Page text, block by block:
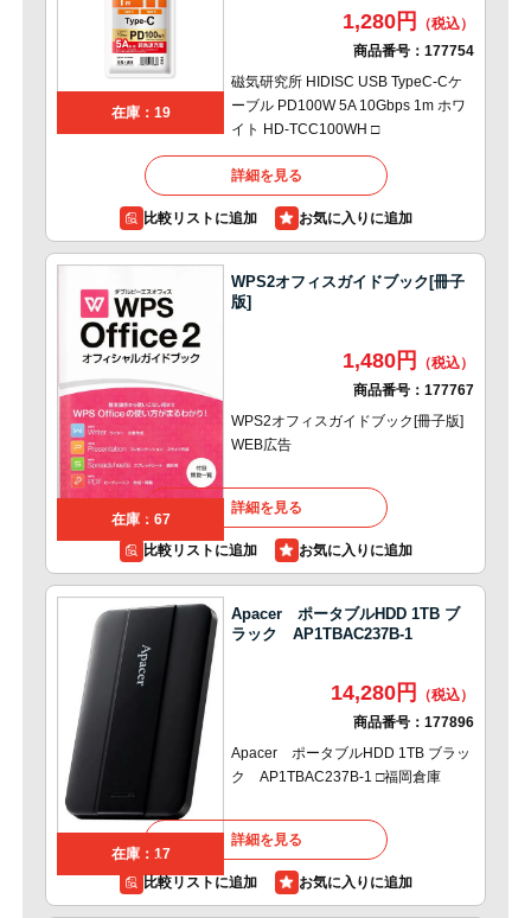
在庫：19
1,280円
商品番号： 177754
磁気研究所 HIDISC USB TypeC-Cケ
ーブル PD100W 5A 10Gbps 1m ホワ
イト HD-TCC100WH □
詳細を見る
比較リストに追加
在庫：67
WPS2オフィスガイドブック[冊子
版]
1,480円
商品番号： 177767
WPS2オフィスガイドブック[冊子版]
WEB広告
詳細を見る
比較リストに追加
在庫：17
Apacer ポータブルHDD 1TB ブ
ラック AP1TBAC237B-1
14,280円
商品番号： 177896
Apacer ポータブルHDD 1TB ブラッ
ク AP1TBAC237B-1 □福岡倉庫
詳細を見る
比較リストに追加